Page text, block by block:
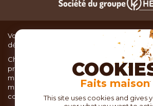
Vous recherchez du matériel de cuisine
délicieux plats ou des pâtisseries dignes
Chez TOC, boutique d’ustensiles de cuisine,
proposons une large sélection de produits
marques de matériel de cuisine: Ustensiles
matériel de cuisson, service de table,
coutellerie, set picnic.
Faits maison
This site uses cookies and gives